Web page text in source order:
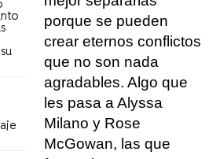
porque se pueden
crear eternos conflictos
que no son nada
agradables. Algo que
les pasa a Alyssa
Milano y Rose
McGowan, las que